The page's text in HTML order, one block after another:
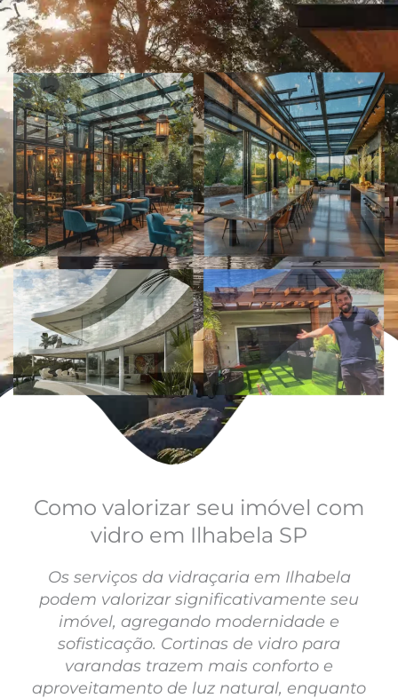
Como valorizar seu imóvel com
vidro em Ilhabela SP
Os serviços da vidraçaria em Ilhabela
podem valorizar significativamente seu
imóvel, agregando modernidade e
sofisticação. Cortinas de vidro para
varandas trazem mais conforto e
aproveitamento de luz natural, enquanto